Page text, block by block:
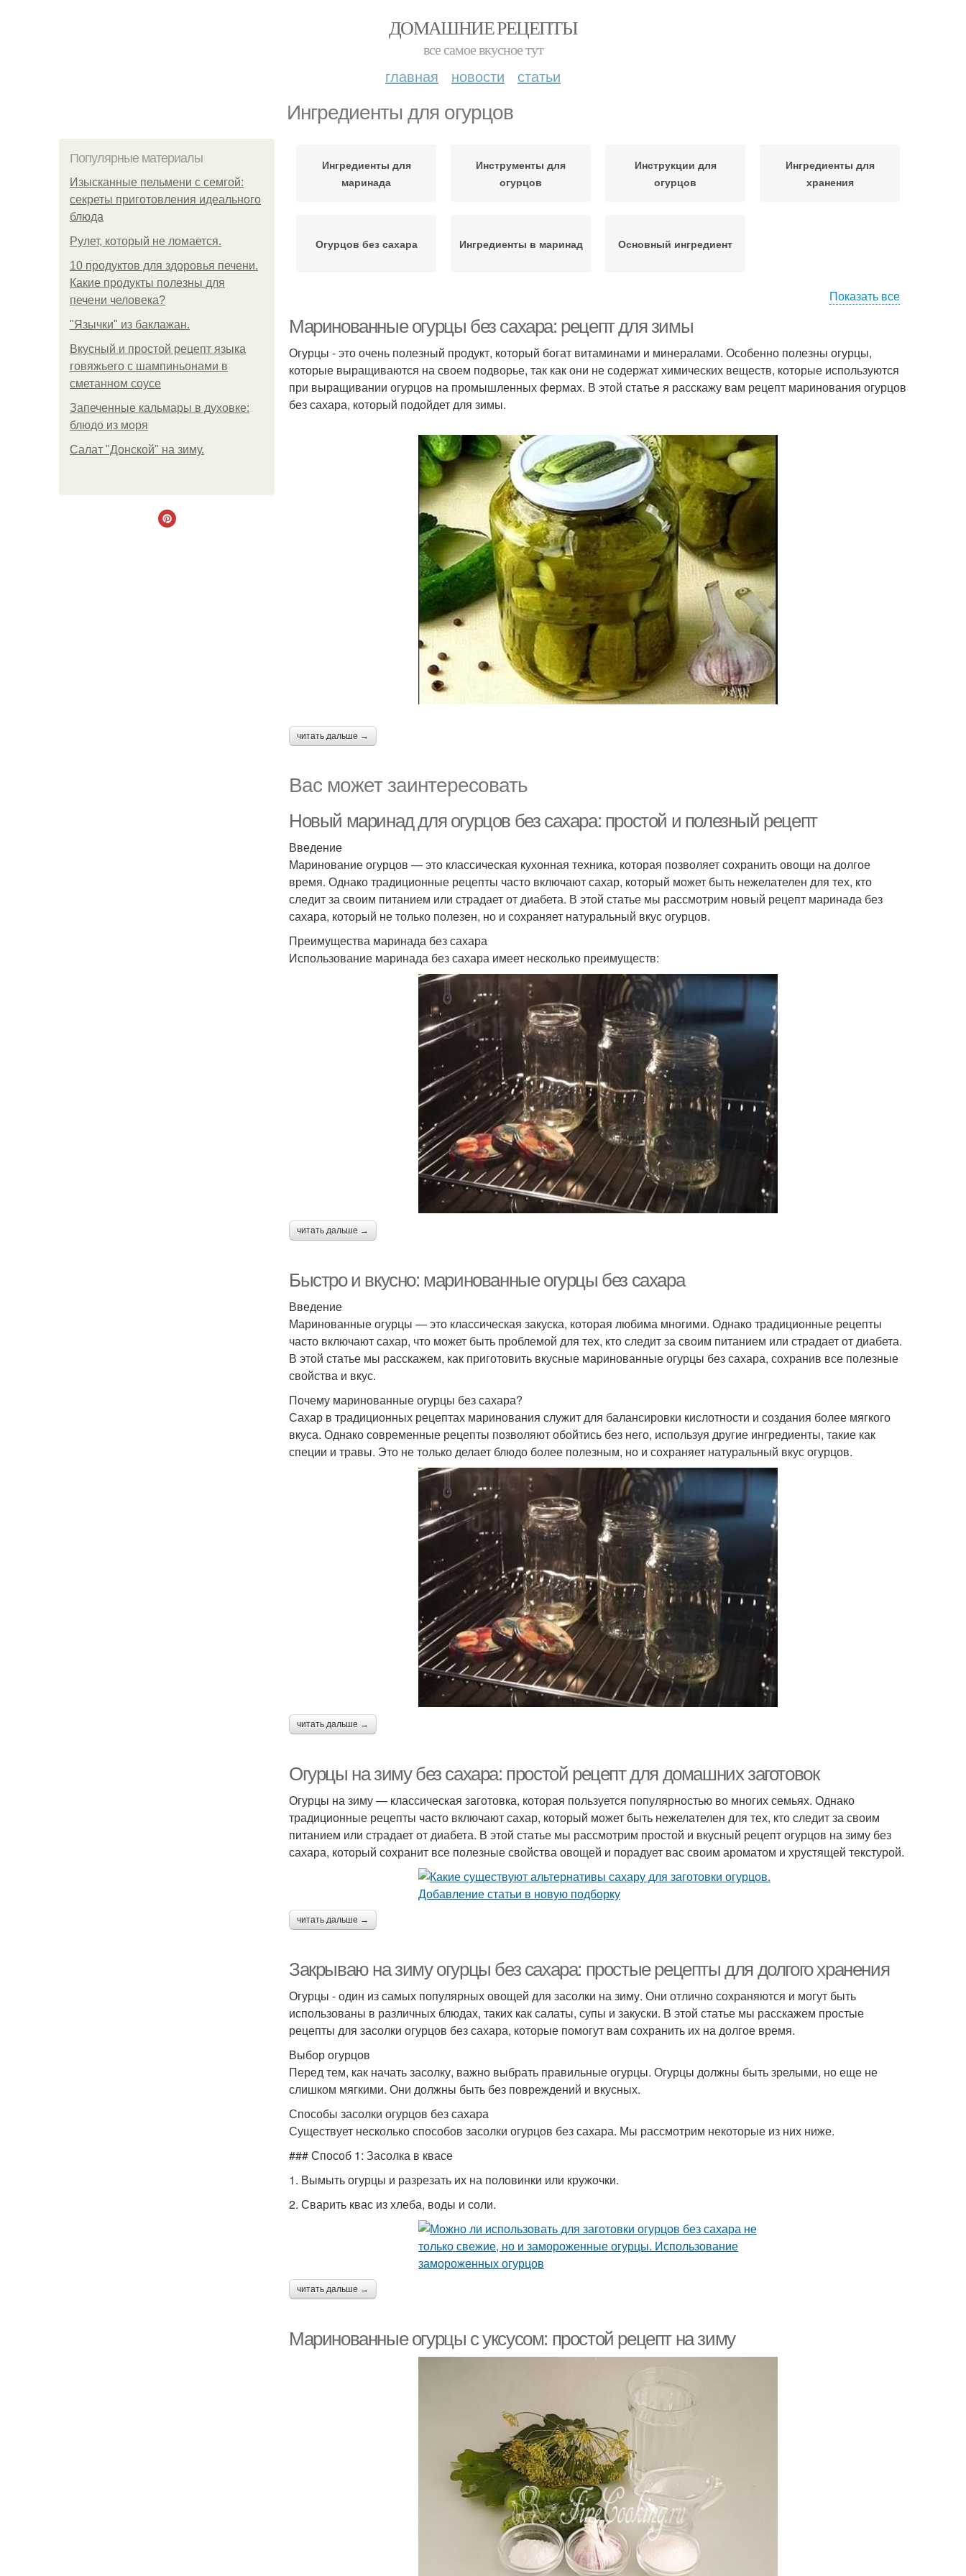
ДОМАШНИЕ РЕЦЕПТЫ
все самое вкусное тут
главная новости статьи
Ингредиенты для огурцов
Популярные материалы
Изысканные пельмени с семгой:
секреты приготовления идеального
блюда
Рулет, который не ломается.
10 продуктов для здоровья печени.
Какие продукты полезны для
печени человека?
"Язычки" из баклажан.
Вкусный и простой рецепт языка
говяжьего с шампиньонами в
сметанном соусе
Запеченные кальмары в духовке:
блюдо из моря
Салат "Донской" на зиму.
Ингредиенты для
маринада
Инструменты для
огурцов
Инструкции для
огурцов
Ингредиенты для
хранения
Огурцов без сахара Ингредиенты в маринад Основный ингредиент
Показать все
Маринованные огурцы без сахара: рецепт для зимы
Огурцы - это очень полезный продукт, который богат витаминами и минералами. Особенно полезны огурцы,
которые выращиваются на своем подворье, так как они не содержат химических веществ, которые используются
при выращивании огурцов на промышленных фермах. В этой статье я расскажу вам рецепт маринования огурцов
без сахара, который подойдет для зимы.
читать дальше →
Вас может заинтересовать
Новый маринад для огурцов без сахара: простой и полезный рецепт
Введение
Маринование огурцов — это классическая кухонная техника, которая позволяет сохранить овощи на долгое
время. Однако традиционные рецепты часто включают сахар, который может быть нежелателен для тех, кто
следит за своим питанием или страдает от диабета. В этой статье мы рассмотрим новый рецепт маринада без
сахара, который не только полезен, но и сохраняет натуральный вкус огурцов.
Преимущества маринада без сахара
Использование маринада без сахара имеет несколько преимуществ:
читать дальше →
Быстро и вкусно: маринованные огурцы без сахара
Введение
Маринованные огурцы — это классическая закуска, которая любима многими. Однако традиционные рецепты
часто включают сахар, что может быть проблемой для тех, кто следит за своим питанием или страдает от диабета.
В этой статье мы расскажем, как приготовить вкусные маринованные огурцы без сахара, сохранив все полезные
свойства и вкус.
Почему маринованные огурцы без сахара?
Сахар в традиционных рецептах маринования служит для балансировки кислотности и создания более мягкого
вкуса. Однако современные рецепты позволяют обойтись без него, используя другие ингредиенты, такие как
специи и травы. Это не только делает блюдо более полезным, но и сохраняет натуральный вкус огурцов.
читать дальше →
Огурцы на зиму без сахара: простой рецепт для домашних заготовок
Огурцы на зиму — классическая заготовка, которая пользуется популярностью во многих семьях. Однако
традиционные рецепты часто включают сахар, который может быть нежелателен для тех, кто следит за своим
питанием или страдает от диабета. В этой статье мы рассмотрим простой и вкусный рецепт огурцов на зиму без
сахара, который сохранит все полезные свойства овощей и порадует вас своим ароматом и хрустящей текстурой.
читать дальше →
Закрываю на зиму огурцы без сахара: простые рецепты для долгого хранения
Огурцы - один из самых популярных овощей для засолки на зиму. Они отлично сохраняются и могут быть
использованы в различных блюдах, таких как салаты, супы и закуски. В этой статье мы расскажем простые
рецепты для засолки огурцов без сахара, которые помогут вам сохранить их на долгое время.
Выбор огурцов
Перед тем, как начать засолку, важно выбрать правильные огурцы. Огурцы должны быть зрелыми, но еще не
слишком мягкими. Они должны быть без повреждений и вкусных.
Способы засолки огурцов без сахара
Существует несколько способов засолки огурцов без сахара. Мы рассмотрим некоторые из них ниже.
### Способ 1: Засолка в квасе
1. Вымыть огурцы и разрезать их на половинки или кружочки.
2. Сварить квас из хлеба, воды и соли.
читать дальше →
Маринованные огурцы с уксусом: простой рецепт на зиму